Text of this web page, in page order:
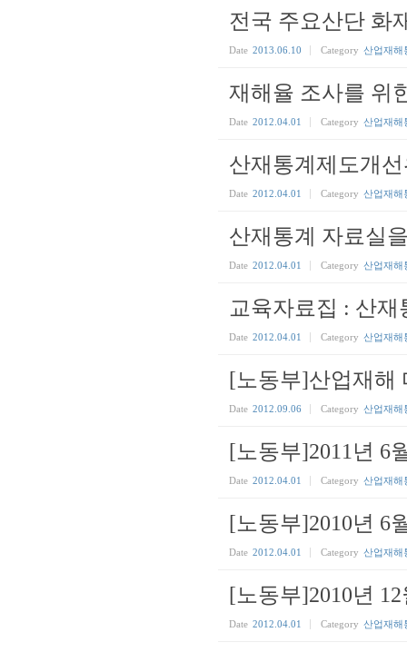
전국 주요산단 화
Date 2013.06.10 Category 산업재해
재해율 조사를 위
Date 2012.04.01 Category 산업재해
산재통계제도개
Date 2012.04.01 Category 산업재해
산재통계 자료실
Date 2012.04.01 Category 산업재해
교육자료집 : 산재
Date 2012.04.01 Category 산업재해
[노동부]산업재해
Date 2012.09.06 Category 산업재해
[노동부]2011년 6
Date 2012.04.01 Category 산업재해
[노동부]2010년 6
Date 2012.04.01 Category 산업재해
[노동부]2010년
Date 2012.04.01 Category 산업재해